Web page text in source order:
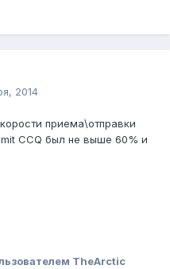
2014
приема\отправки
CCQ был не выше 60% и
TheArctic